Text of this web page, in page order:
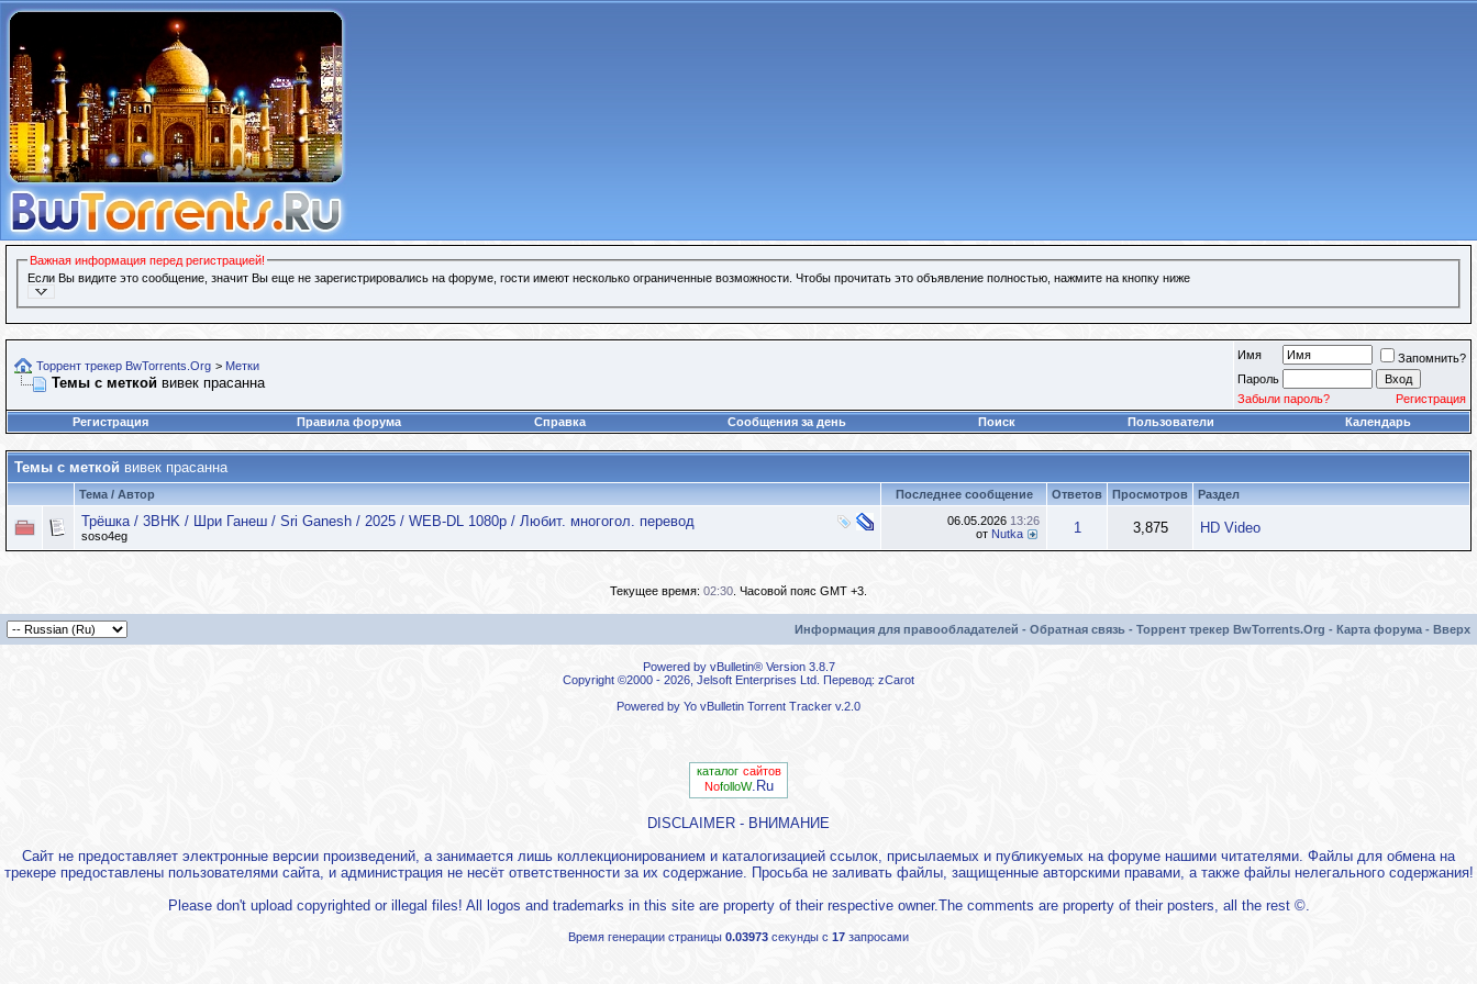
Важная информация перед регистрацией!
Если Вы видите это сообщение, значит Вы еще не зарегистрировались на форуме, гости имеют несколько ограниченные возможности. Чтобы прочитать это объявление полностью, нажмите на кнопку ниже
Торрент трекер BwTorrents.Org > Метки
Темы с меткой вивек прасанна
Имя
Запомнить?
Пароль
Забыли пароль?
Регистрация
Регистрация
Правила форума Справка Сообщения за день Поиск Пользователи Календарь
Темы с меткой вивек прасанна
Тема / Автор Последнее сообщение Ответов Просмотров Раздел
Трёшка / 3BHK / Шри Ганеш / Sri Ganesh / 2025 / WEB-DL 1080p / Любит. многогол. перевод
soso4eg
06.05.2026 13:26
от Nutka 1 3,875 HD Video
Текущее время: 02:30 . Часовой пояс GMT +3.
Информация для правообладателей - Обратная связь - Торрент трекер BwTorrents.Org - Карта форума - Вверх
Powered by vBulletin® Version 3.8.7
Copyright ©2000 - 2026, Jelsoft Enterprises Ltd. Перевод: zCarot
Powered by Yo vBulletin Torrent Tracker v.2.0
каталог сайтов
NofolloW.Ru
DISCLAIMER - ВНИМАНИЕ
Сайт не предоставляет электронные версии произведений, а занимается лишь коллекционированием и каталогизацией ссылок, присылаемых и публикуемых на форуме нашими читателями. Файлы для обмена на
трекере предоставлены пользователями сайта, и администрация не несёт ответственности за их содержание. Просьба не заливать файлы, защищенные авторскими правами, а также файлы нелегального содержания!
Please don't upload copyrighted or illegal files! All logos and trademarks in this site are property of their respective owner.The comments are property of their posters, all the rest ©.
Время генерации страницы 0.03973 секунды с 17 запросами